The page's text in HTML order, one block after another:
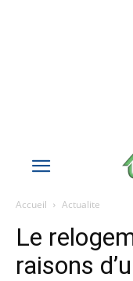
Accueil Actualite
Le
raisons